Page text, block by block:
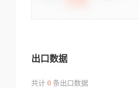
出口数据
共计 0条出口数据